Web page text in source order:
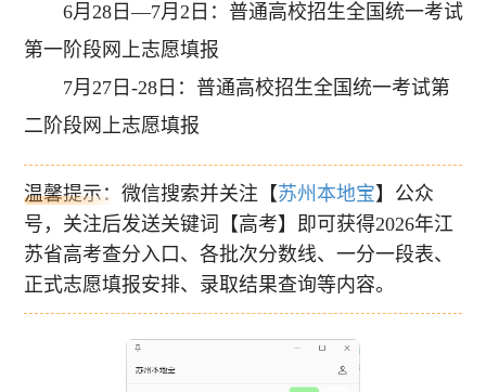
6月28日—7月2日：普通高校招生全国统一考试
第一阶段网上志愿填报
7月27日-28日：普通高校招生全国统一考试第
二阶段网上志愿填报
温馨提示：微信搜索并关注【苏州本地宝】公众
号，关注后发送关键词【高考】即可获得2026年江
苏省高考查分入口、各批次分数线、一分一段表、
正式志愿填报安排、录取结果查询等内容。